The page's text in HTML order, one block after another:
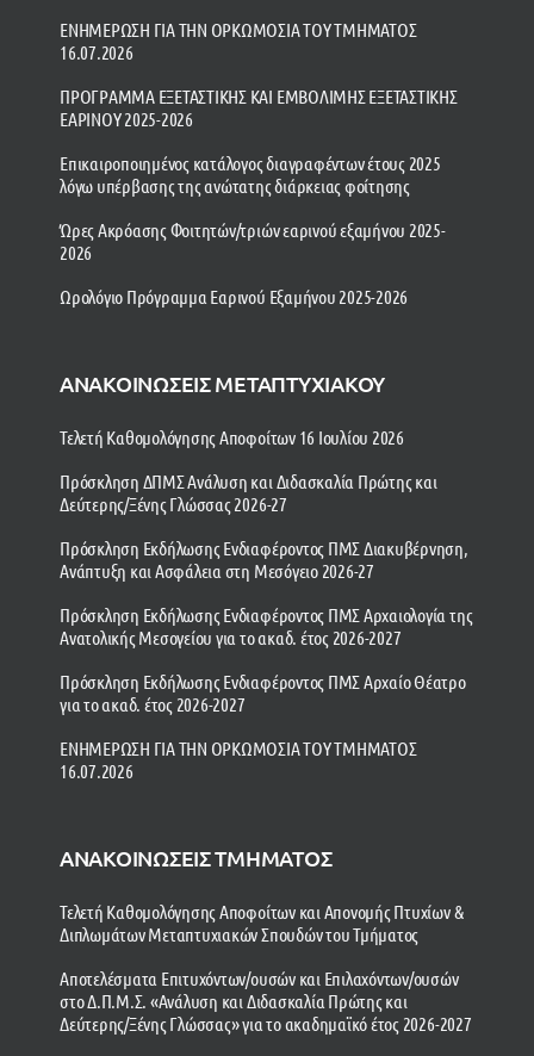
ΕΝΗΜΕΡΩΣΗ ΓΙΑ ΤΗΝ ΟΡΚΩΜΟΣΙΑ ΤΟΥ ΤΜΗΜΑΤΟΣ
16.07.2026
ΠΡΟΓΡΑΜΜΑ ΕΞΕΤΑΣΤΙΚΗΣ ΚΑΙ ΕΜΒΟΛΙΜΗΣ ΕΞΕΤΑΣΤΙΚΗΣ
ΕΑΡΙΝΟΥ 2025-2026
Επικαιροποιημένος κατάλογος διαγραφέντων έτους 2025
λόγω υπέρβασης της ανώτατης διάρκειας φοίτησης
Ώρες Ακρόασης Φοιτητών/τριών εαρινού εξαμήνου 2025-
2026
Ωρολόγιο Πρόγραμμα Εαρινού Εξαμήνου 2025-2026
ΑΝΑΚΟΙΝΩΣΕΙΣ ΜΕΤΑΠΤΥΧΙΑΚΟΥ
Τελετή Καθομολόγησης Αποφοίτων 16 Ιουλίου 2026
Πρόσκληση ΔΠΜΣ Ανάλυση και Διδασκαλία Πρώτης και
Δεύτερης/Ξένης Γλώσσας 2026-27
Πρόσκληση Εκδήλωσης Ενδιαφέροντος ΠΜΣ Διακυβέρνηση,
Ανάπτυξη και Ασφάλεια στη Μεσόγειο 2026-27
Πρόσκληση Εκδήλωσης Ενδιαφέροντος ΠΜΣ Αρχαιολογία της
Ανατολικής Μεσογείου για το ακαδ. έτος 2026-2027
Πρόσκληση Εκδήλωσης Ενδιαφέροντος ΠΜΣ Αρχαίο Θέατρο
για το ακαδ. έτος 2026-2027
ΕΝΗΜΕΡΩΣΗ ΓΙΑ ΤΗΝ ΟΡΚΩΜΟΣΙΑ ΤΟΥ ΤΜΗΜΑΤΟΣ
16.07.2026
ΑΝΑΚΟΙΝΩΣΕΙΣ ΤΜΗΜΑΤΟΣ
Τελετή Καθομολόγησης Αποφοίτων και Απονομής Πτυχίων &
Διπλωμάτων Μεταπτυχιακών Σπουδών του Τμήματος
Αποτελέσματα Επιτυχόντων/ουσών και Επιλαχόντων/ουσών
στο Δ.Π.Μ.Σ. «Ανάλυση και Διδασκαλία Πρώτης και
Δεύτερης/Ξένης Γλώσσας» για το ακαδημαϊκό έτος 2026-2027